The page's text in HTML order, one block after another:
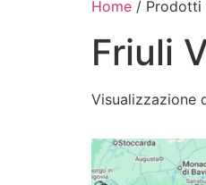
Home / Prodotti
Friuli
Visualizzazione